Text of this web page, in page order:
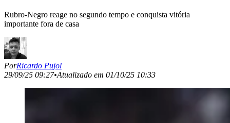
Rubro-Negro reage no segundo tempo e conquista vitória
importante fora de casa
PorRicardo Pujol
29/09/25 09:27•Atualizado em 01/10/25 10:33